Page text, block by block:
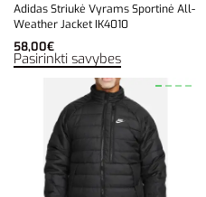
Adidas Striukė Vyrams Sportinė All-
Weather Jacket IK4010
58,00€
Pasirinkti savybes